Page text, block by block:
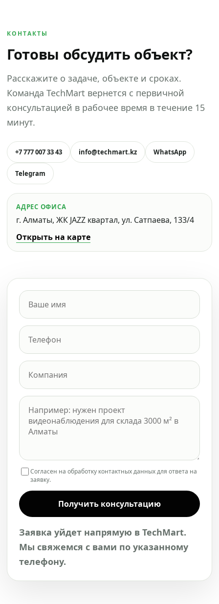
КОНТАКТЫ
Готовы обсудить объект?
Расскажите о задаче, объекте и сроках.
Команда TechMart вернется с первичной
консультацией в рабочее время в течение 15
минут.
+7 777 007 33 43 info@techmart.kz WhatsApp
Telegram
АДРЕС ОФИСА
г. Алматы, ЖК JAZZ квартал, ул. Сатпаева, 133/4
Открыть на карте
Согласен на обработку контактных данных для ответа на
заявку.
Получить консультацию
Заявка уйдет напрямую в TechMart.
Мы свяжемся с вами по указанному
телефону.